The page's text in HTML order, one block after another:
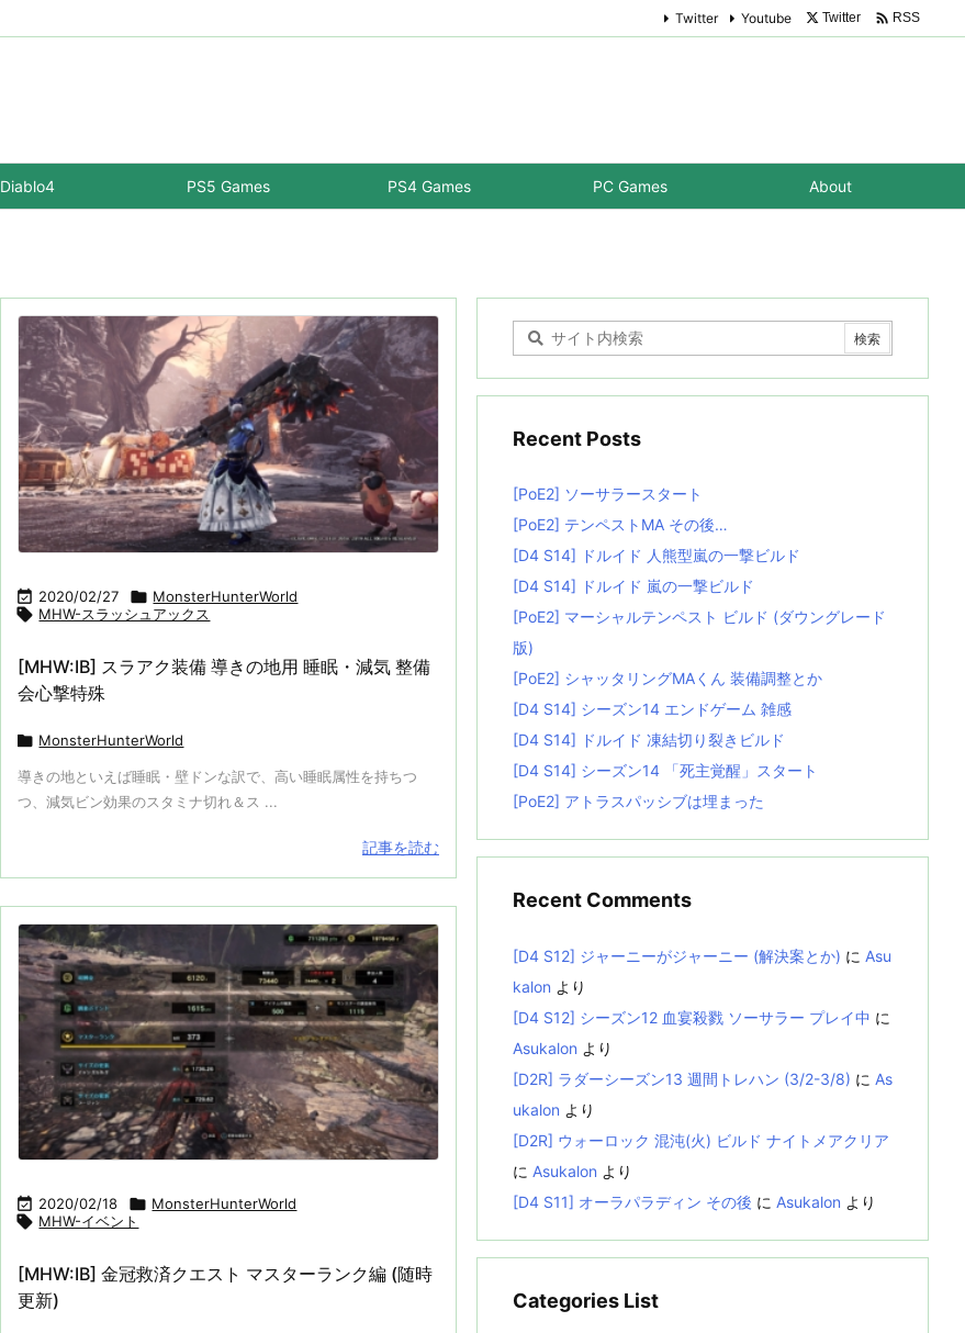
Diablo4 PS5 Games PS4 Games PC Games About
Twitter Youtube Twitter  RSS
 2020/02/27  MonsterHunterWorld
 MHW-スラッシュアックス
[MHW:IB] スラアク装備 導きの地用 睡眠・減気 整備
会心撃特殊
 MonsterHunterWorld
導きの地といえば睡眠・壁ドンな訳で、高い睡眠属性を持ちつ
つ、減気ビン効果のスタミナ切れ＆ス ...
記事を読む
 2020/02/18  MonsterHunterWorld
 MHW-イベント
[MHW:IB] 金冠救済クエスト マスターランク編 (随時
更新)
Recent Posts
[PoE2] ソーサラースタート
[PoE2] テンペストMA その後…
[D4 S14] ドルイド 人熊型嵐の一撃ビルド
[D4 S14] ドルイド 嵐の一撃ビルド
[PoE2] マーシャルテンペスト ビルド (ダウングレード
版)
[PoE2] シャッタリングMAくん 装備調整とか
[D4 S14] シーズン14 エンドゲーム 雑感
[D4 S14] ドルイド 凍結切り裂きビルド
[D4 S14] シーズン14 「死主覚醒」スタート
[PoE2] アトラスパッシブは埋まった
Recent Comments
[D4 S12] ジャーニーがジャーニー (解決案とか) に Asu
kalon より
[D4 S12] シーズン12 血宴殺戮 ソーサラー プレイ中 に
Asukalon より
[D2R] ラダーシーズン13 週間トレハン (3/2-3/8) に As
ukalon より
[D2R] ウォーロック 混沌(火) ビルド ナイトメアクリア
に Asukalon より
[D4 S11] オーラパラディン その後 に Asukalon より
Categories List